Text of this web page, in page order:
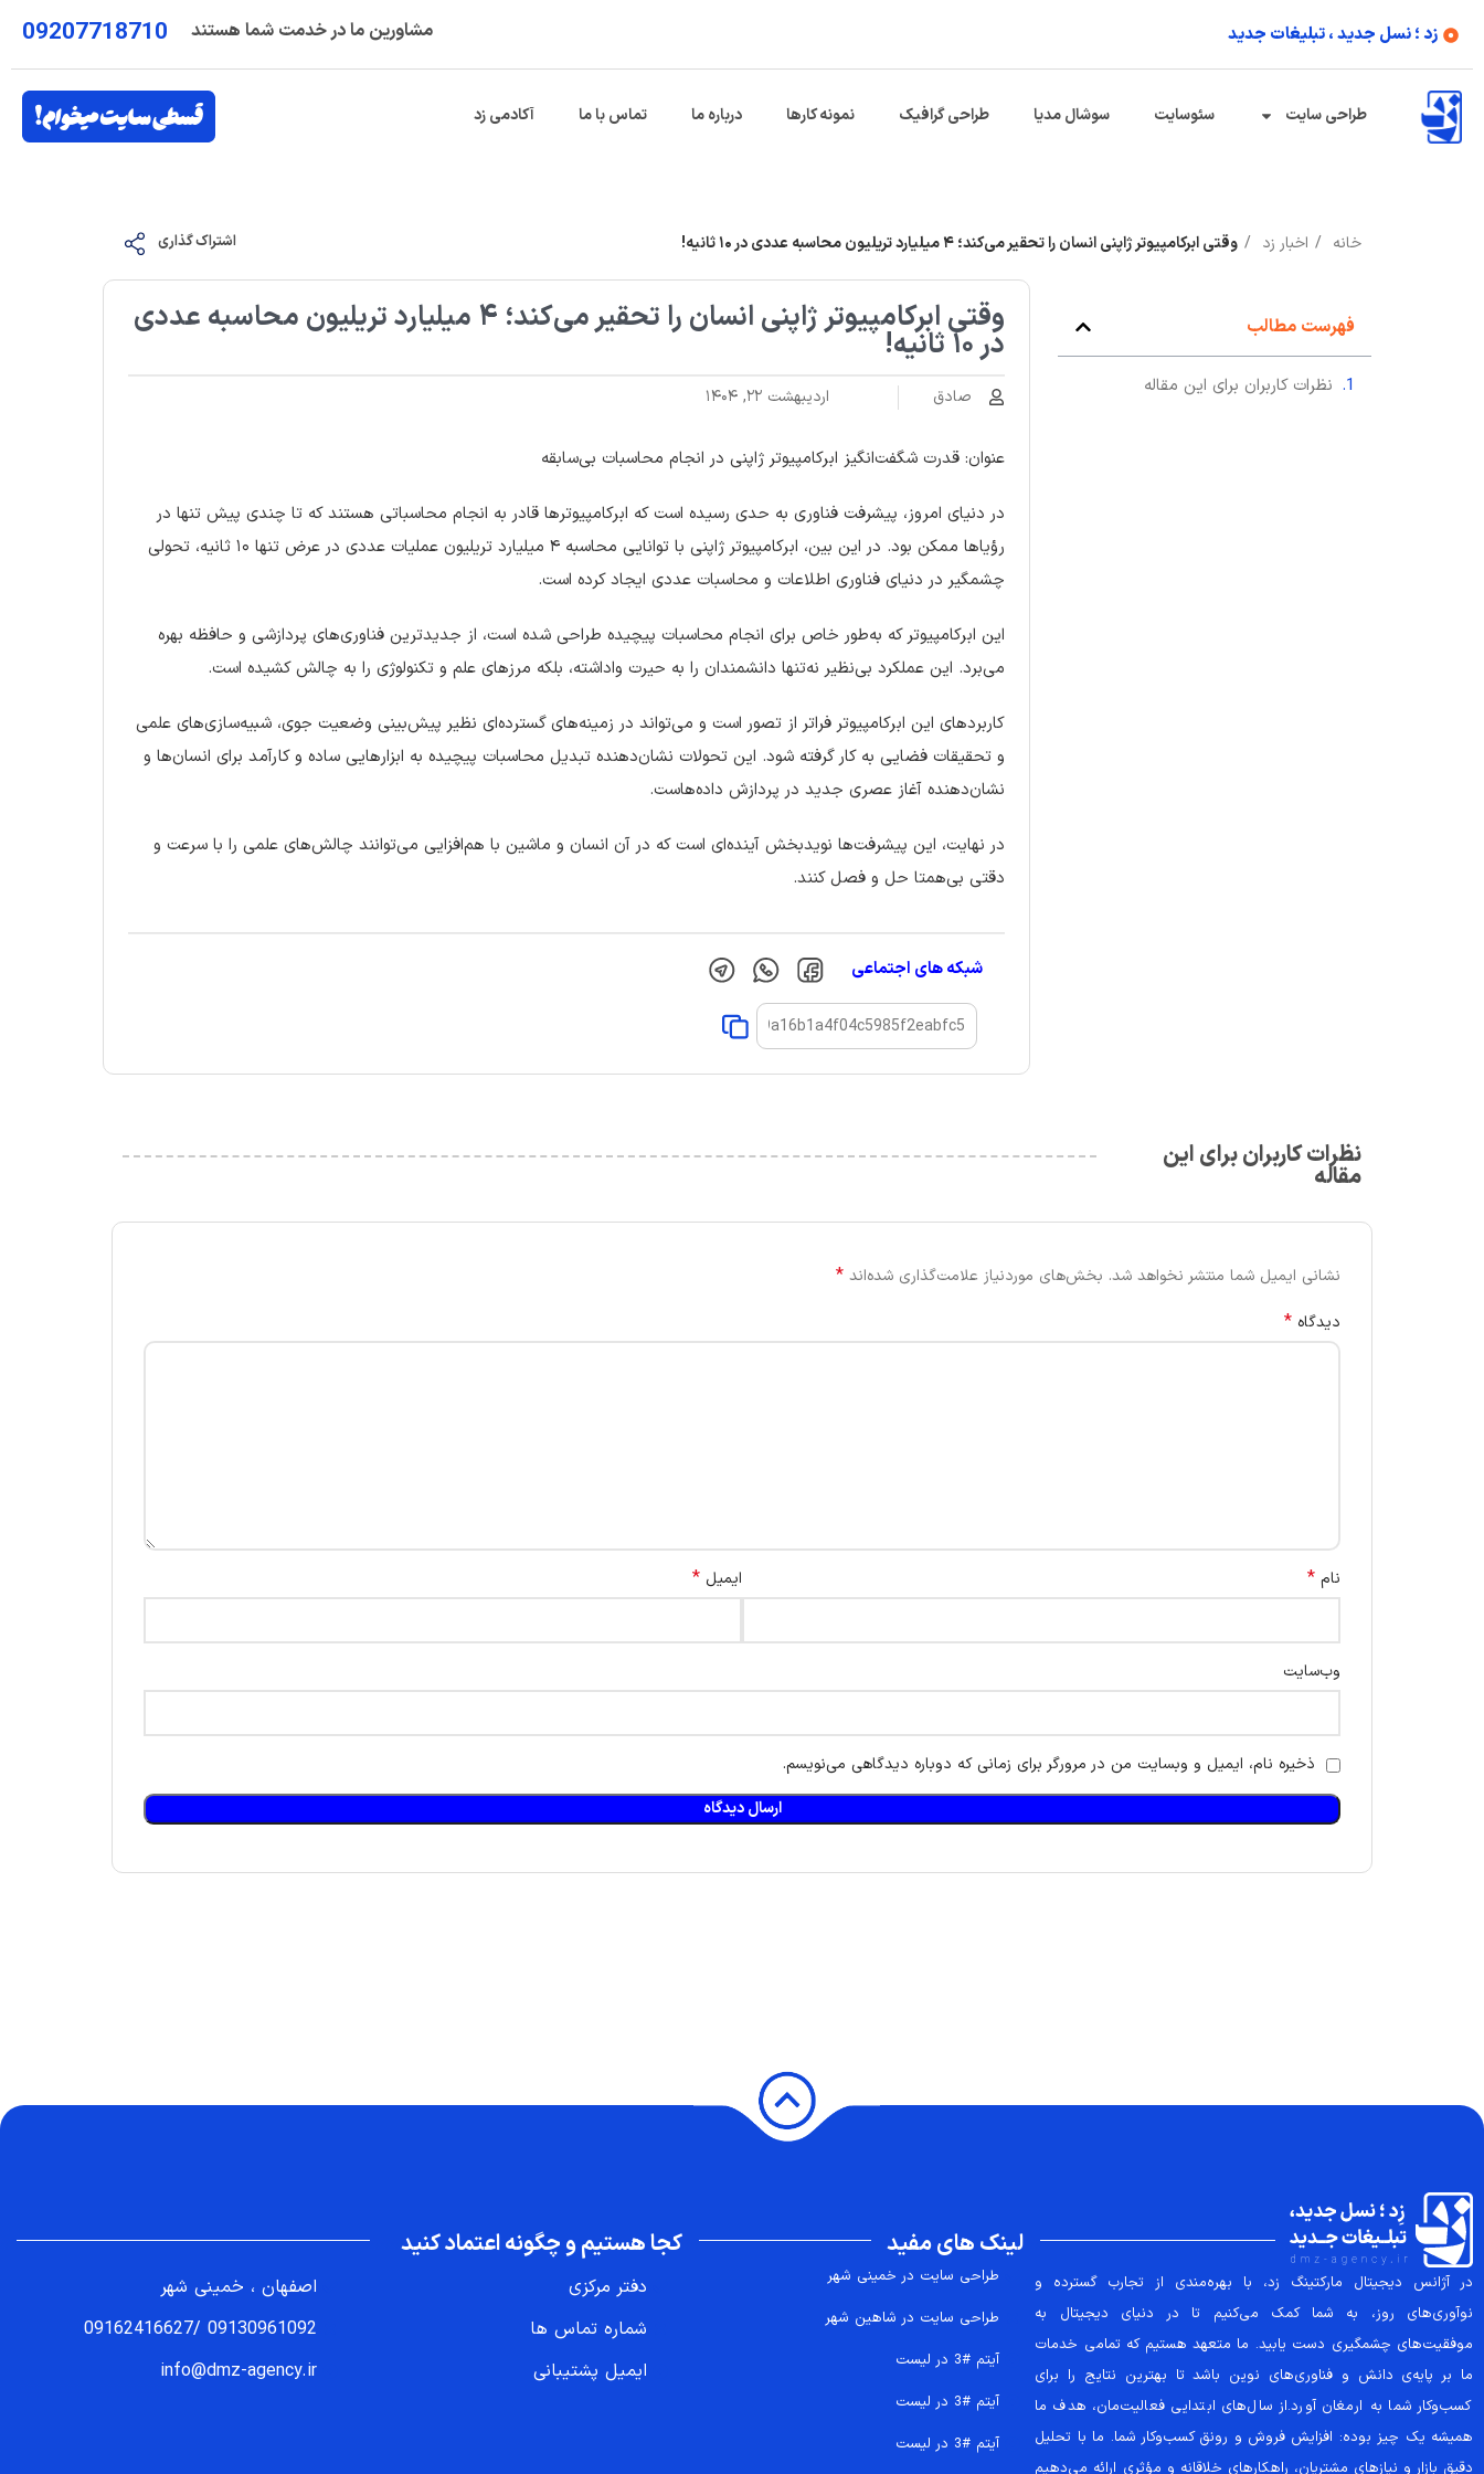
زد ؛ نسل جدید ، تبلیغات جدید مشاورین ما در خدمت شما هستند 09207718710
طراحی سایت سئوسایت سوشال مدیا طراحی گرافیک نمونه کارها درباره ما تماس با ما آکادمی زد
خانه اخبار زد وقتی ابرکامپیوتر ژاپنی انسان را تحقیر می‌کند؛ ۴ میلیارد تریلیون محاسبه عددی در ۱۰ ثانیه! اشتراک گذاری
فهرست مطالب
نظرات کاربران برای این مقاله
وقتی ابرکامپیوتر ژاپنی انسان را تحقیر می‌کند؛ ۴ میلیارد تریلیون محاسبه عددی
در ۱۰ ثانیه!
صادق اردیبهشت ۲۲, ۱۴۰۴
عنوان: قدرت شگفت‌انگیز ابرکامپیوتر ژاپنی در انجام محاسبات بی‌سابقه
در دنیای امروز، پیشرفت فناوری به حدی رسیده است که ابرکامپیوترها قادر به انجام محاسباتی هستند که تا چندی پیش تنها در
رؤیاها ممکن بود. در این بین، ابرکامپیوتر ژاپنی با توانایی محاسبه ۴ میلیارد تریلیون عملیات عددی در عرض تنها ۱۰ ثانیه، تحولی
چشمگیر در دنیای فناوری اطلاعات و محاسبات عددی ایجاد کرده است.
این ابرکامپیوتر که به‌طور خاص برای انجام محاسبات پیچیده طراحی شده است، از جدیدترین فناوری‌های پردازشی و حافظه بهره
می‌برد. این عملکرد بی‌نظیر نه‌تنها دانشمندان را به حیرت واداشته، بلکه مرزهای علم و تکنولوژی را به چالش کشیده است.
کاربردهای این ابرکامپیوتر فراتر از تصور است و می‌تواند در زمینه‌های گسترده‌ای نظیر پیش‌بینی وضعیت جوی، شبیه‌سازی‌های علمی
و تحقیقات فضایی به کار گرفته شود. این تحولات نشان‌دهنده تبدیل محاسبات پیچیده به ابزارهایی ساده و کارآمد برای انسان‌ها و
نشان‌دهنده آغاز عصری جدید در پردازش داده‌هاست.
در نهایت، این پیشرفت‌ها نویدبخش آینده‌ای است که در آن انسان و ماشین با هم‌افزایی می‌توانند چالش‌های علمی را با سرعت و
دقتی بی‌همتا حل و فصل کنند.
شبکه های اجتماعی
نظرات کاربران برای این
مقاله
نشانی ایمیل شما منتشر نخواهد شد. بخش‌های موردنیاز علامت‌گذاری شده‌اند *
دیدگاه *
نام * ایمیل *
وب‌سایت
ذخیره نام، ایمیل و وبسایت من در مرورگر برای زمانی که دوباره دیدگاهی می‌نویسم.
در آژانس دیجیتال مارکتینگ زد، با بهره‌مندی از تجارب گسترده و
نوآوری‌های روز، به شما کمک می‌کنیم تا در دنیای دیجیتال به
موفقیت‌های چشمگیری دست یابید. ما متعهد هستیم که تمامی خدمات
ما بر پایه‌ی دانش و فناوری‌های نوین باشد تا بهترین نتایج را برای
کسب‌وکار شما به ارمغان آورد.از سال‌های ابتدایی فعالیت‌مان، هدف ما
همیشه یک چیز بوده: افزایش فروش و رونق کسب‌وکار شما. ما با تحلیل
دقیق بازار و نیازهای مشتریان، راهکارهای خلاقانه و مؤثری ارائه می‌دهیم
لینک های مفید
طراحی سایت در خمینی شهر
طراحی سایت در شاهین شهر
آیتم #3 در لیست
آیتم #3 در لیست
آیتم #3 در لیست
کجا هستیم و چگونه اعتماد کنید
دفتر مرکزی
شماره تماس ها
ایمیل پشتیبانی
اصفهان ، خمینی شهر
09130961092
/
09162416627
info@dmz-agency.ir